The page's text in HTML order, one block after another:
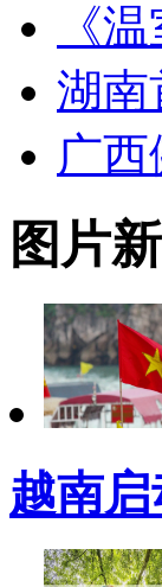
《
湖南
广
图片
越南